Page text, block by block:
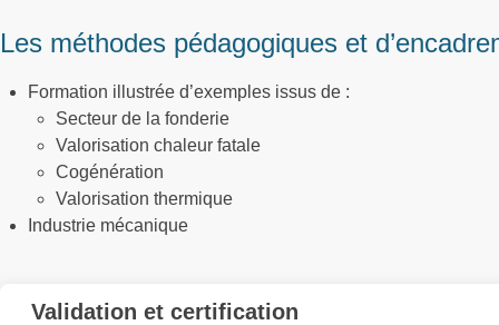
Les méthodes pédagogiques et
Formation illustrée d’exemples issus de :
Secteur de la fonderie
Valorisation chaleur fatale
Cogénération
Valorisation thermique
Industrie mécanique
Validation et certification